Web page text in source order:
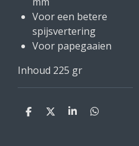
Voor een betere
spijsvertering
Voor papegaaien
Inhoud 225 gr
D
D
S
D